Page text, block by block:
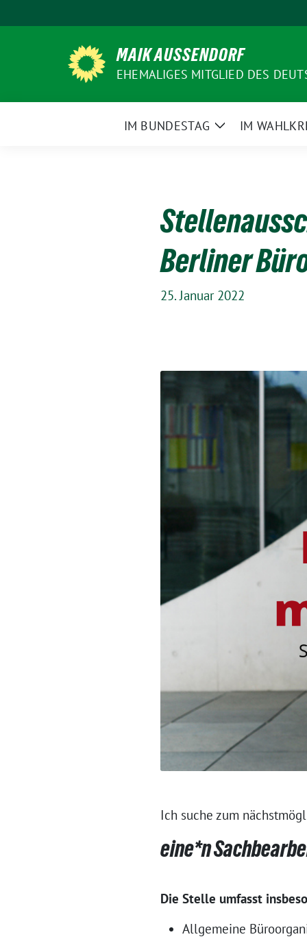
zum
MAIK AUSSENDORF
EHEMALIGES MITGLIED DES
IM BUNDESTAG
Zeige
IM
Berliner
25. Januar 2022
Ich suche zum
eine*n
Die Stelle umfasst
Allgemeine